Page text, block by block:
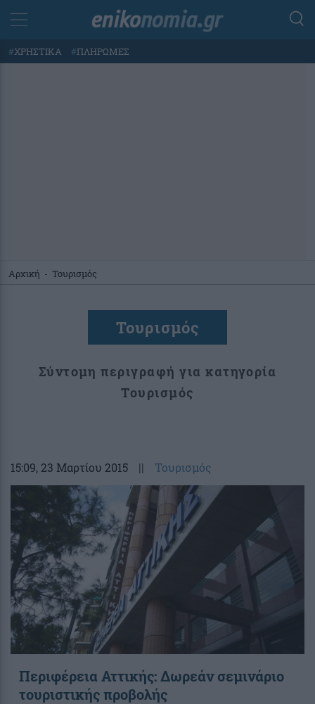
#ΧΡΗΣΤΙΚΑ #ΠΛΗΡΩΜΕΣ
Αρχική - Τουρισμός
Τουρισμός
Σύντομη περιγραφή για κατηγορία
Τουρισμός
15:09, 23 Μαρτίου 2015 || Τουρισμός
Περιφέρεια Αττικής: Δωρεάν σεμινάριο
τουριστικής προβολής